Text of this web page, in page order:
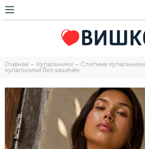
Главная Купальники Слитные купальники
купальники без чашечек